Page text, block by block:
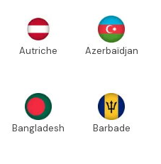
Autriche Azerbaïdjan
Bangladesh Barbade